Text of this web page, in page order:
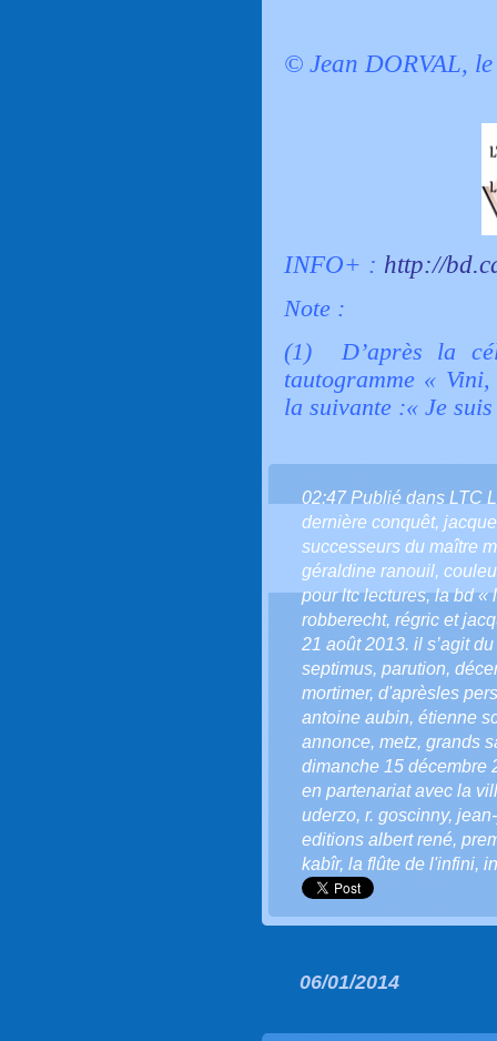
© Jean DORVAL,
INFO+ : http://
Note :
(1) D’après la
tautogramme «
la suivante :« Je
02:47 Publié dans LTC
dernière conquêt,
successeurs du maître
géraldine ranouil,
pour ltc lectures,la bd «
robberecht, régric et
21 août 2013. il s’agit
septimus, parution,
mortimer, d'aprèsles
antoine aubin, étienne
annonce, metz, grands
dimanche 15 décembre
en partenariat avec la
uderzo, r. goscinny,
editions albert rené,
kabîr, la flûte de l'infini,
06/01/2014